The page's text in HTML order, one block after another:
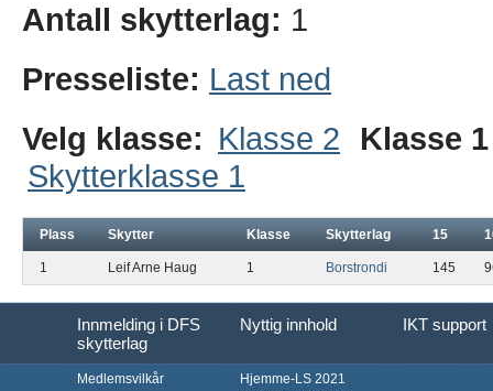
Antall skytterlag: 1
Presseliste: Last ned
Velg klasse: Klasse 2
Klasse 1
Skytterklasse 1
Plass Skytter Klasse Skytterlag 15
1 Leif Arne Haug 1 Borstrondi 145
Innmelding i DFS
skytterlag
Nyttig innhold IKT support
Medlemsvilkår
Hjemme-LS 2021